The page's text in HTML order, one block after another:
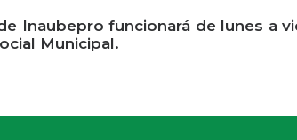
Inaubepro funcionará de lunes a
Municipal.